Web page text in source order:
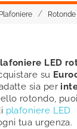
Plafoniere Rotonde
LED
su
sia per
rotondo,
plafoniere LED
tua urgenza.